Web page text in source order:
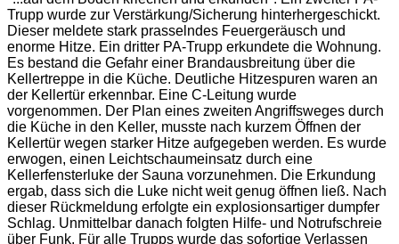
Trupp wurde zur Verstärkung/Sicherung hinterhergeschickt.
Dieser meldete stark prasselndes Feuergeräusch und
enorme Hitze. Ein dritter PA-Trupp erkundete die Wohnung.
Es bestand die Gefahr einer Brandausbreitung über die
Kellertreppe in die Küche. Deutliche Hitzespuren waren an
der Kellertür erkennbar. Eine C-Leitung wurde
vorgenommen. Der Plan eines zweiten Angriffsweges durch
die Küche in den Keller, musste nach kurzem Öffnen der
Kellertür wegen starker Hitze aufgegeben werden. Es wurde
erwogen, einen Leichtschaumeinsatz durch eine
Kellerfensterluke der Sauna vorzunehmen. Die Erkundung
ergab, dass sich die Luke nicht weit genug öffnen ließ. Nach
dieser Rückmeldung erfolgte ein explosionsartiger dumpfer
Schlag. Unmittelbar danach folgten Hilfe- und Notrufschreie
über Funk. Für alle Trupps wurde das sofortige Verlassen